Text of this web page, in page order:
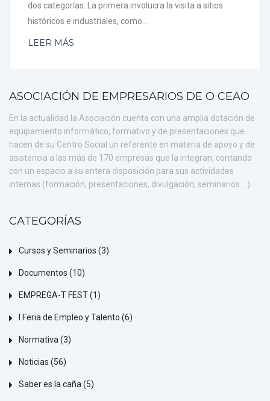
dos categorías: La primera involucra la visita a sitios
históricos e industriales, como...
LEER MÁS
ASOCIACIÓN DE EMPRESARIOS DE O CEAO
En la actualidad la Asociación cuenta con una amplia dotación de
equipamiento informático, formativo y de presentaciones que
hacen de su Centro Social un referente en materia de apoyo y de
asistencia a las más de 170 empresas que la integran, contando
con un espacio a su entera disposición para sus actividades
internas (formación, presentaciones, divulgación, seminarios ...).
CATEGORÍAS
Cursos y Seminarios (3)
Documentos (10)
EMPREGA-T FEST(1)
I Feria de Empleo y Talento (6)
Normativa (3)
Noticias (56)
Saber es la caña (5)